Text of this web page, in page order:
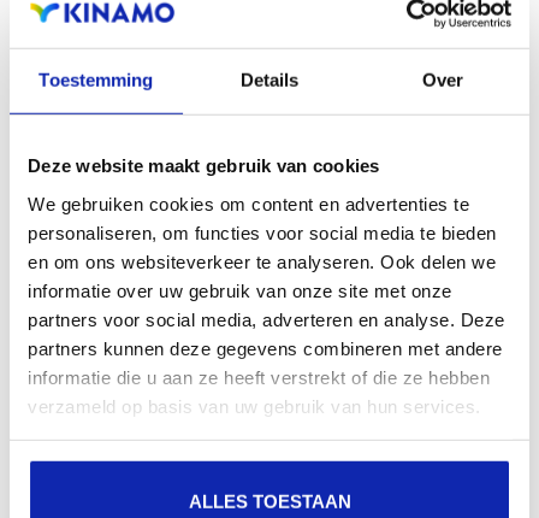
Toestemming Details Over
Deze website maakt gebruik van cookies
We gebruiken cookies om content en advertenties te
personaliseren, om functies voor social media te bieden
en om ons websiteverkeer te analyseren. Ook delen we
informatie over uw gebruik van onze site met onze
partners voor social media, adverteren en analyse. Deze
partners kunnen deze gegevens combineren met andere
informatie die u aan ze heeft verstrekt of die ze hebben
verzameld op basis van uw gebruik van hun services.
ALLES TOESTAAN
zoekresultaten in zoekmachines.
Registreer uw domeinnamen